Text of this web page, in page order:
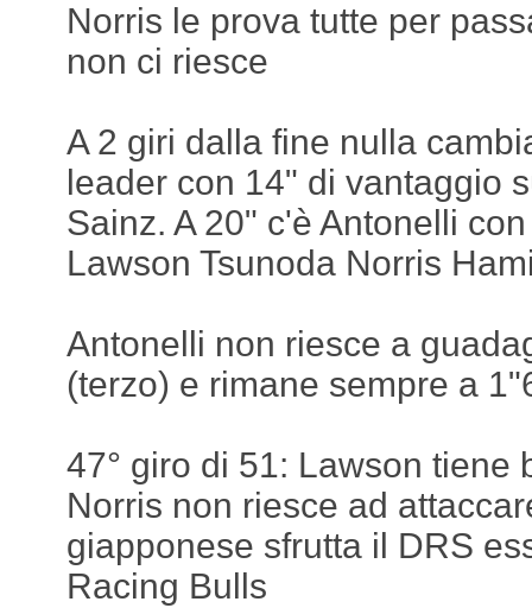
Norris le prova tutte per
non ci riesce
A 2 giri dalla fine nulla
leader con 14" di vantaggio
Sainz. A 20" c'è Antonelli
Lawson Tsunoda Norris
Antonelli non riesce a
(terzo) e rimane sempre a
47° giro di 51: Lawson tiene
Norris non riesce ad
giapponese sfrutta il DRS
Racing Bulls